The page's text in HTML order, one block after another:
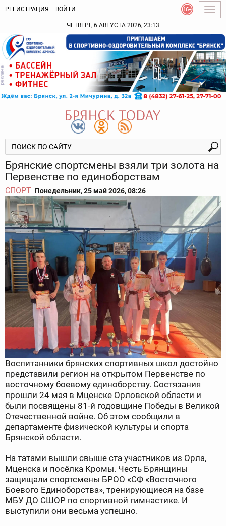
РЕГИСТРАЦИЯ ВОЙТИ
ЧЕТВЕРГ, 6 АВГУСТА 2026, 23:13
Брянские спортсмены взяли три золота на
Первенстве по единоборствам
СПОРТ Понедельник, 25 май 2026, 08:26
Воспитанники брянских спортивных школ достойно
представили регион на открытом Первенстве по
восточному боевому единоборству. Состязания
прошли 24 мая в Мценске Орловской области и
были посвящены 81-й годовщине Победы в Великой
Отечественной войне. Об этом сообщили в
департаменте физической культуры и спорта
Брянской области.
На татами вышли свыше ста участников из Орла,
Мценска и посёлка Кромы. Честь Брянщины
защищали спортсмены БРОО «СФ «Восточного
Боевого Единоборства», тренирующиеся на базе
МБУ ДО СШОР по спортивной гимнастике. И
выступили они весьма успешно.